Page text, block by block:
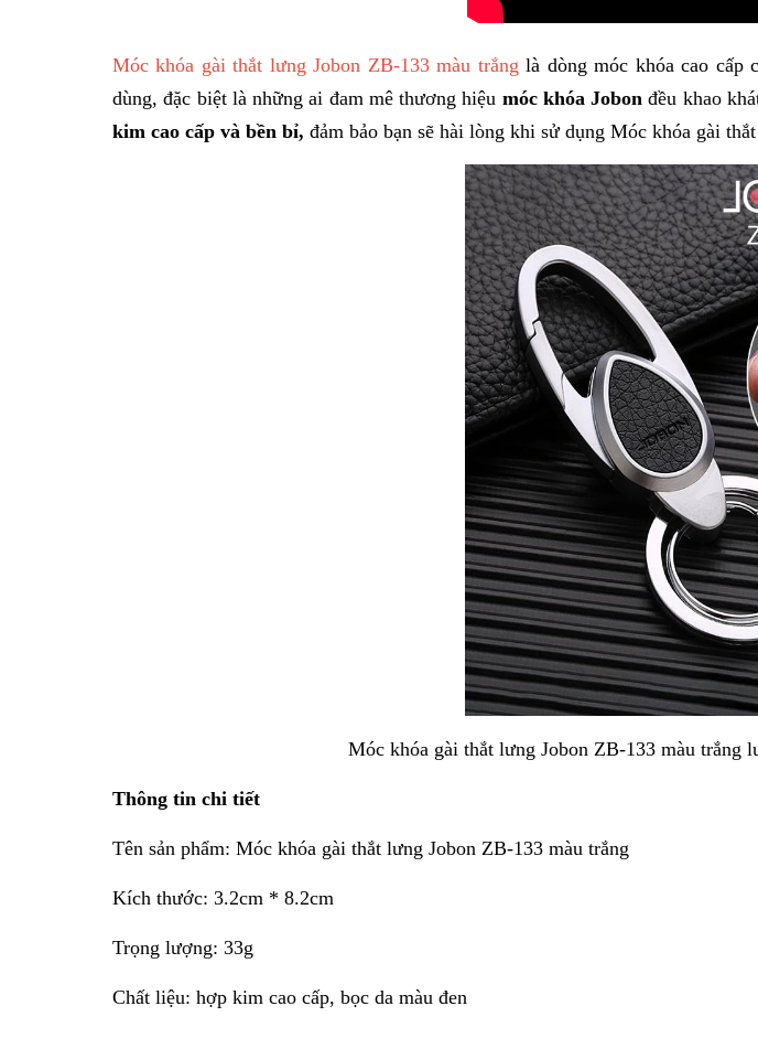
Móc khóa gài thắt lưng Jobon ZB-133 màu trắng là dòng móc khóa cao cấp
dùng, đặc biệt là những ai đam mê thương hiệu móc khóa Jobon đều khao
kim cao cấp và bền bỉ, đảm bảo bạn sẽ hài lòng khi sử dụng Móc khóa gài
Móc khóa gài thắt lưng Jobon ZB-133 màu trắng
Thông tin chi tiết
Tên sản phẩm: Móc khóa gài thắt lưng Jobon ZB-133 màu trắng
Kích thước: 3.2cm * 8.2cm
Trọng lượng: 33g
Chất liệu: hợp kim cao cấp, bọc da màu đen